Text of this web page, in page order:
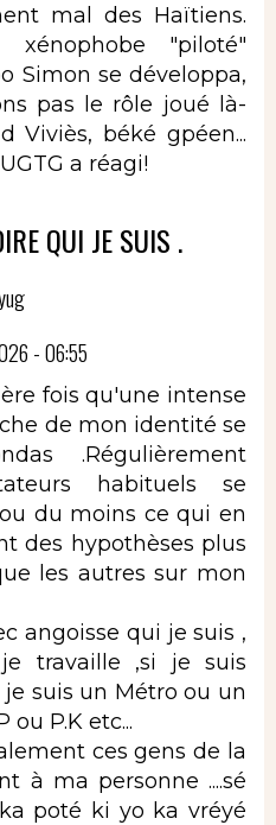
mal des Haïtiens.
"piloté"
Simon se développa,
pas le rôle joué là-
Viviès, béké gpéen...
a réagi!
QUI JE SUIS .
- 06:55
fois qu'une intense
de mon identité se
.Régulièrement
habituels se
du moins ce qui en
des hypothèses plus
les autres sur mon
angoisse qui je suis ,
travaille ,si je suis
suis un Métro ou un
ou P.K etc...
ces gens de la
à ma personne ....sé
poté ki yo ka vréyé